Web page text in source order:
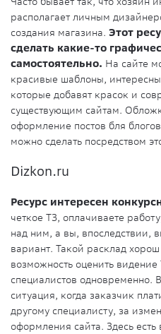
располагает личным
создания магазина. Этот
сделать какие-то
самостоятельно. На сайте
красивые шаблоны,
которые добавят красок и
существующим сайтам.
оформление постов бля
можно сделать посредством
Dizkon.ru
Ресурс интересен
четкое ТЗ, оплачиваете
над ним, а вы, впоследствии,
вариант. Такой расклад хорош
возможность оценить
специалистов одновременно.
ситуация, когда заказчик
другому специалисту, за
оформления сайта. Здесь есть